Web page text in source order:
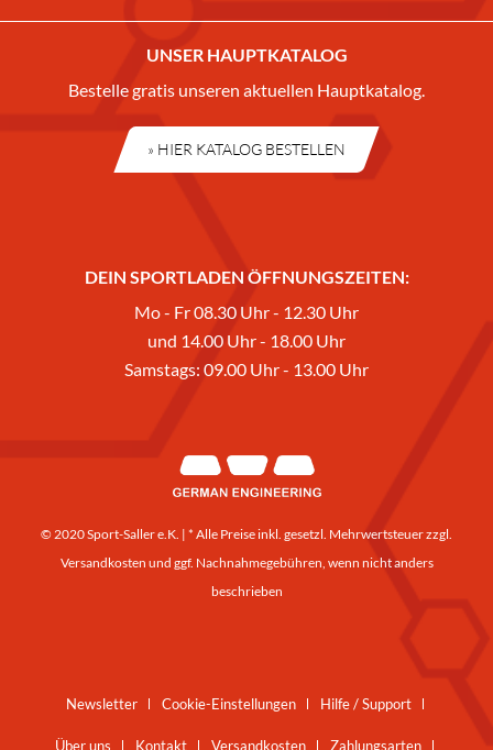
UNSER HAUPTKATALOG
Bestelle gratis unseren aktuellen Hauptkatalog.
» HIER KATALOG BESTELLEN
DEIN SPORTLADEN ÖFFNUNGSZEITEN:
Mo - Fr 08.30 Uhr - 12.30 Uhr
und 14.00 Uhr - 18.00 Uhr
Samstags: 09.00 Uhr - 13.00 Uhr
© 2020 Sport-Saller e.K. | * Alle Preise inkl. gesetzl. Mehrwertsteuer zzgl.
Versandkosten und ggf. Nachnahmegebühren, wenn nicht anders
beschrieben
Newsletter Cookie-Einstellungen Hilfe / Support
Über uns Kontakt Versandkosten Zahlungsarten